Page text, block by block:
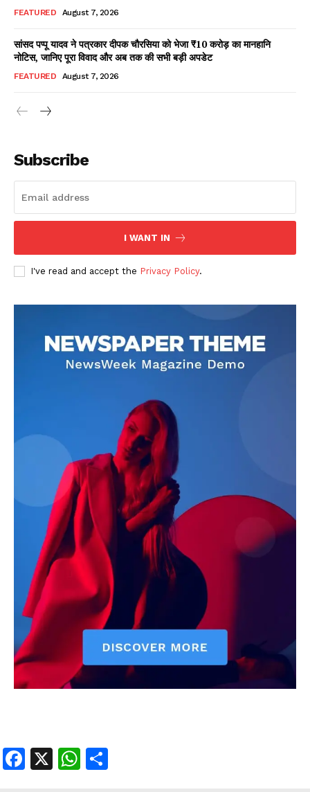
About Us
Privacy Policy
WhatsApp
Share
FEATURED August 7, 2026
सांसद पप्पू यादव ने पत्रकार दीपक चौरसिया को भेजा ₹10 करोड़ का मानहानि
नोटिस, जानिए पूरा विवाद और अब तक की सभी बड़ी अपडेट
FEATURED August 7, 2026
Subscribe
I WANT IN
I've read and accept the Privacy Policy.
Facebook
X WhatsApp